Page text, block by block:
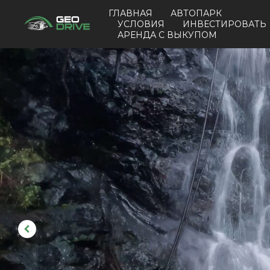
ГЛАВНАЯ
АВТОПАРК
УСЛОВИЯ
ИНВЕСТИРОВАТЬ
АРЕНДА С ВЫКУПОМ